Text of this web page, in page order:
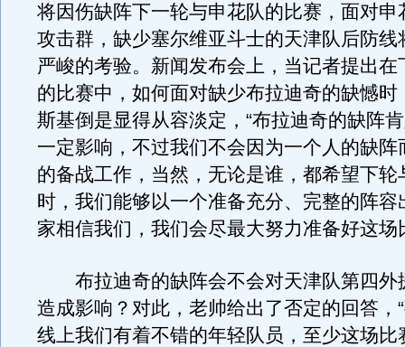
将因伤缺阵下一轮与申花队的比赛，面对申
攻击群，缺少塞尔维亚斗士的天津队后防线
严峻的考验。新闻发布会上，当记者提出在
的比赛中，如何面对缺少布拉迪奇的缺憾时
斯基倒是显得从容淡定，“布拉迪奇的缺阵
一定影响，不过我们不会因为一个人的缺阵
的备战工作，当然，无论是谁，都希望下轮
时，我们能够以一个准备充分、完整的阵容
家相信我们，我们会尽最大努力准备好这场
布拉迪奇的缺阵会不会对天津队第四外
造成影响？对此，老帅给出了否定的回答，
线上我们有着不错的年轻队员，至少这场比